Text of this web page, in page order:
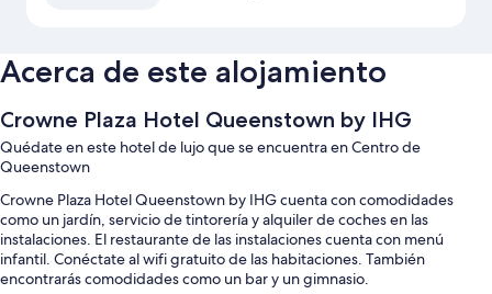
Acerca de este alojamiento
Crowne Plaza Hotel Queenstown by IHG
Quédate en este hotel de lujo que se encuentra en Centro de
Queenstown
Crowne Plaza Hotel Queenstown by IHG cuenta con comodidades
como un jardín, servicio de tintorería y alquiler de coches en las
instalaciones. El restaurante de las instalaciones cuenta con menú
infantil. Conéctate al wifi gratuito de las habitaciones. También
encontrarás comodidades como un bar y un gimnasio.